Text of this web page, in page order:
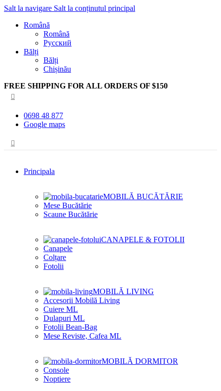
Salt la navigare Salt la conținutul principal
Română
Română
Русский
Bălți
Bălți
Chișinău
FREE SHIPPING FOR ALL ORDERS OF $150
0698 48 877
Google maps
Principala
MOBILĂ BUCĂTĂRIE
Mese Bucătărie
Scaune Bucătărie
CANAPELE & FOTOLII
Canapele
Colțare
Fotolii
MOBILĂ LIVING
Accesorii Mobilă Living
Cuiere ML
Dulapuri ML
Fotolii Bean-Bag
Mese Reviste, Cafea ML
MOBILĂ DORMITOR
Console
Noptiere